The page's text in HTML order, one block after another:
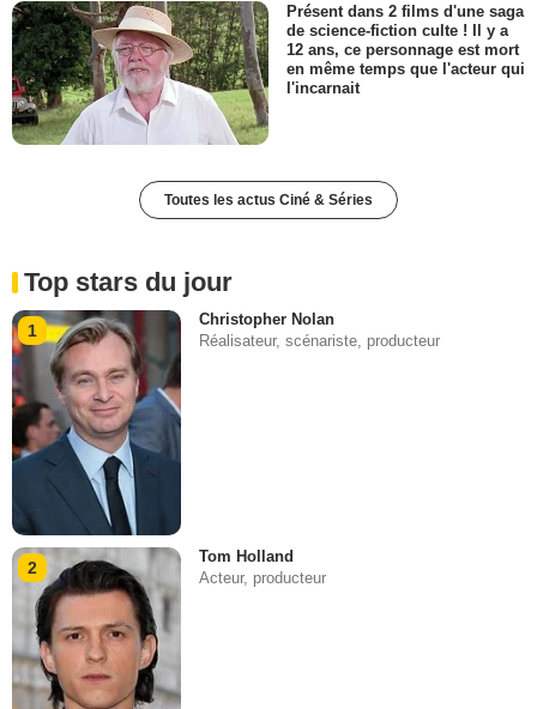
Présent dans 2 films d'une saga
de science-fiction culte ! Il y a
12 ans, ce personnage est mort
en même temps que l'acteur qui
l'incarnait
Toutes les actus Ciné & Séries
Top stars du jour
1
Christopher Nolan
Réalisateur, scénariste, producteur
2
Tom Holland
Acteur, producteur